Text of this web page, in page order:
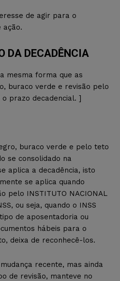
de agir para o
ação.
DA DECADÊNCIA
mesma forma que as
buraco verde e revisão pelo
prazo decadencial. ]
buraco verde e pelo teto
se consolidado na
aplica a decadência, isto
se aplica quando
pelo INSTITUTO NACIONAL
ou seja, quando o INSS
de aposentadoria ou
hábeis para o
deixa de reconhecê-los.
recente, mas ainda
de revisão, manteve no